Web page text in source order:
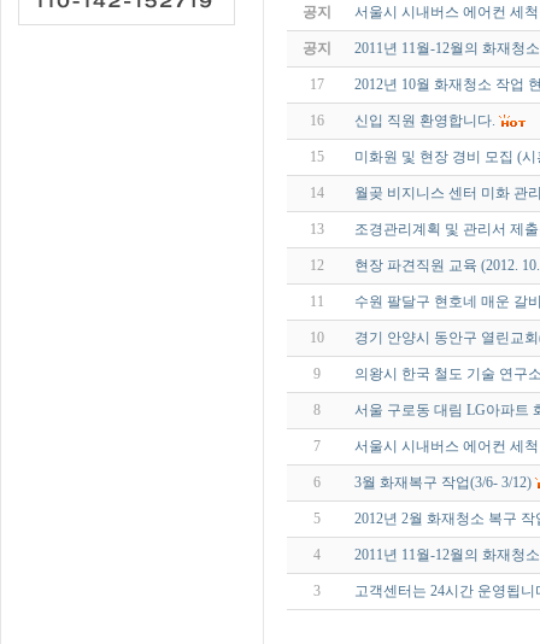
공지 서울시 시내버스 에어컨 세
공지 2011년 11월-12월의 화재청
17 2012년 10월 화재청소 작업
16 신입 직원 환영합니다.
15 미화원 및 현장 경비 모집 (
14 월곶 비지니스 센터 미화 관
13 조경관리계획 및 관리서 제
12 현장 파견직원 교육 (2012.
11 수원 팔달구 현호네 매운 갈
10 경기 안양시 동안구 열린교
9 의왕시 한국 철도 기술 연구
8 서울 구로동 대림 LG아파트
7 서울시 시내버스 에어컨 세
6 3월 화재복구 작업(3/6- 3/12)
5 2012년 2월 화재청소 복구 작
4 2011년 11월-12월의 화재청
3 고객센터는 24시간 운영됩니